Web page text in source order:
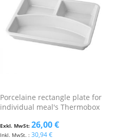
Porcelaine rectangle plate for
individual meal's Thermobox
30,94 €
26,00 €